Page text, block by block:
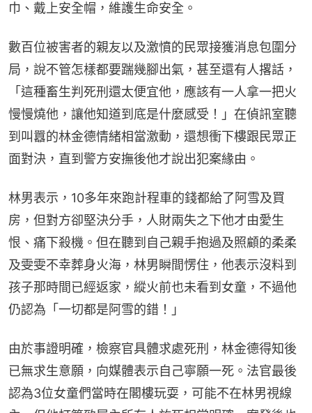
巾、戴上安全帽，維護生命安全。
數百位被害者的親友以及激憤的民眾接獲消息包圍分
局，說不管怎樣都要踹幾腳出氣，甚至還有人撂話，
「這種畜生判死刑還太便宜他，應該有一人拿一把火
慢慢燒他，讓他知道到底是什麼感受！」在偵訊室聽
到叫囂的林金德情緒相當激動，還想衝下樓跟民眾正
面對決，直到警方安撫後他才說出犯案緣由。
林男表示，10多年來跑計程車的錢都給了阿雪及買
房，但對方卻堅決分手，人財兩失之下他才由愛生
恨、痛下殺機。但在聽到自己親手抱過及照顧的柔柔
及雯雯不幸葬身火海，林男瞬間愣住，他表示沒料到
孩子那時間已經返家，縱火前也未看到女童，不過他
仍認為「一切都是阿雪的錯！」
由於事證明確，檢察官具體求處死刑，林金德得知後
已無求生意願，向媒體表示自己寧願一死。法官最後
認為3位女童們當時在閣樓玩耍，可能不在林男視線